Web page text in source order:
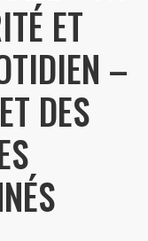
ET
–
DES